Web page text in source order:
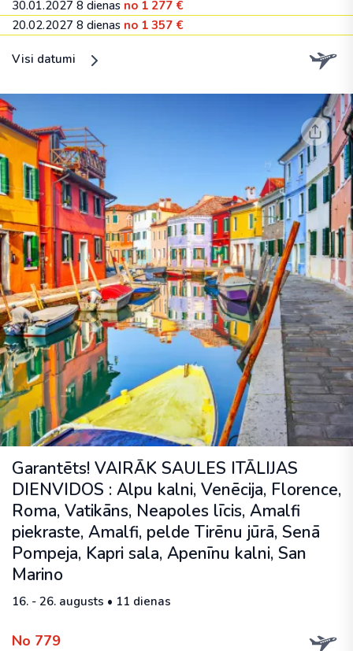
30.01.2027 8 dienas no 1 277 €
20.02.2027 8 dienas no 1 357 €
Visi datumi
Garantēts! VAIRĀK SAULES ITĀLIJAS
DIENVIDOS : Alpu kalni, Venēcija, Florence,
Roma, Vatikāns, Neapoles līcis, Amalfi
piekraste, Amalfi, pelde Tirēnu jūrā, Senā
Pompeja, Kapri sala, Apenīnu kalni, San
Marino
16. - 26. augusts • 11 dienas
No 779